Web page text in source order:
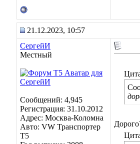
21.12.2023, 10:57
СергейИ
Местный
Сообщений: 4,945
Регистрация: 31.10.2012
Адрес: Москва-Коломна
Авто: VW Транспортер
Т5